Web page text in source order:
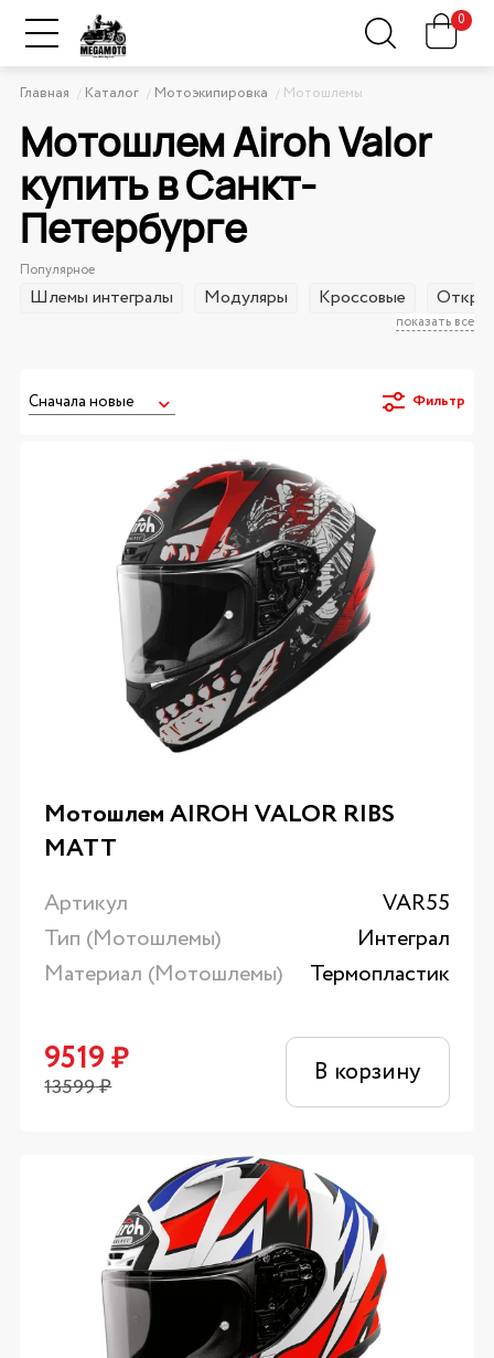
0
Главная Каталог Мотоэкипировка Мотошлемы
Мотошлем Airoh Valor
купить в Санкт-
Петербурге
Популярное
показать все
Шлемы интегралы Модуляры Кроссовые
Фильтр
Мотошлем AIROH VALOR RIBS
MATT
Артикул
VAR55
Тип (Мотошлемы)
Интеграл
Материал (Мотошлемы)
Термопластик
9519₽
13599₽ В корзину